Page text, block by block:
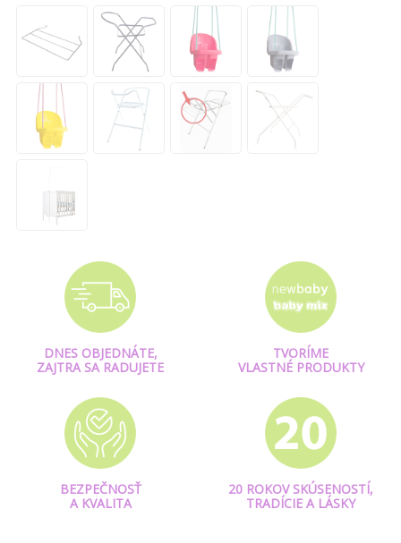
DNES OBJEDNÁTE,
ZAJTRA SA RADUJETE
TVORÍME
VLASTNÉ PRODUKTY
BEZPEČNOSŤ
A KVALITA
20 ROKOV SKÚSENOSTÍ,
TRADÍCIE A LÁSKY